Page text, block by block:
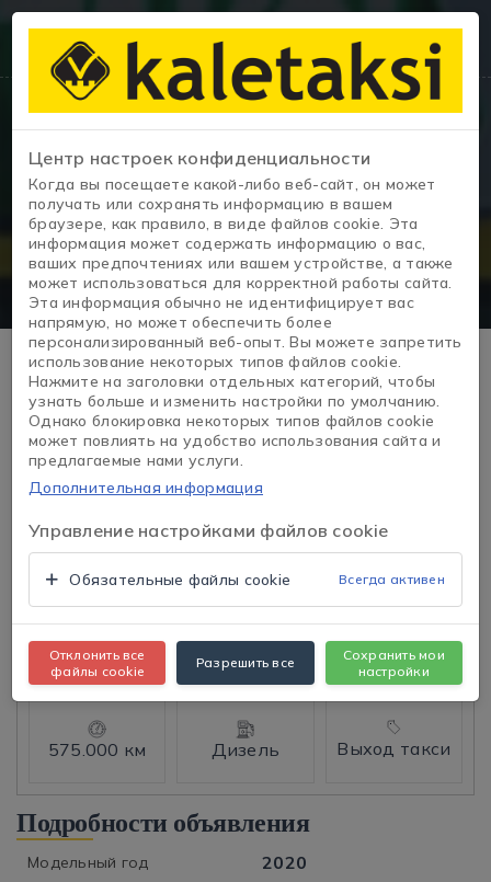
Сведения об автомобиле
Домашняя страница / EASY
Tap to expand
Нажмите, чтобы открыть
EASY 470.000 ₺
575.000 км Дизель Выход такси
Подробности объявления
Модельный год 2020
Центр настроек конфиденциальности
Когда вы посещаете какой-либо веб-сайт, он может
получать или сохранять информацию в вашем
браузере, как правило, в виде файлов cookie. Эта
информация может содержать информацию о вас,
ваших предпочтениях или вашем устройстве, а также
может использоваться для корректной работы сайта.
Эта информация обычно не идентифицирует вас
напрямую, но может обеспечить более
персонализированный веб-опыт. Вы можете запретить
использование некоторых типов файлов cookie.
Нажмите на заголовки отдельных категорий, чтобы
узнать больше и изменить настройки по умолчанию.
Однако блокировка некоторых типов файлов cookie
может повлиять на удобство использования сайта и
предлагаемые нами услуги.
Дополнительная информация
Управление настройками файлов cookie
Обязательные файлы cookie Всегда активен
Отклонить все
файлы cookie
Разрешить все
Сохранить мои
настройки